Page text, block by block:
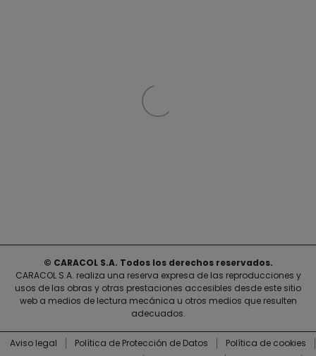
© CARACOL S.A. Todos los derechos reservados.
CARACOL S.A. realiza una reserva expresa de las reproducciones y
usos de las obras y otras prestaciones accesibles desde este sitio
web a medios de lectura mecánica u otros medios que resulten
adecuados.
Aviso legal Política de Protección de Datos
Política de cookies